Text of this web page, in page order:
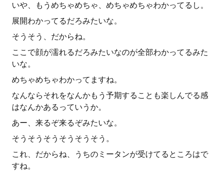
いや、もうめちゃめちゃ、めちゃめちゃわかってるし。
展開わかってるだろみたいな。
そうそう、だからね。
ここで顔が濡れるだろみたいなのが全部わかってるみた
いな。
めちゃめちゃわかってますね。
なんならそれをなんかもう予期することも楽しんでる感
はなんかあるっていうか。
あー、来るぞ来るぞみたいな。
そうそうそうそうそうそう。
これ、だからね、うちのミータンが受けてるところはで
すね。